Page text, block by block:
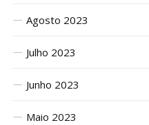
Agosto 2023
Julho 2023
Junho 2023
Maio 2023